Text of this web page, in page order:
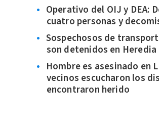
Operativo del OIJ y DEA:
cuatro personas y
Sospechosos de
son detenidos en Heredia
Hombre es asesinado en
vecinos escucharon los
encontraron herido